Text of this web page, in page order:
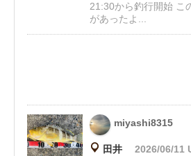
21:30から釣行開始 こ
があったよ...
miyashi8315
田井 2026/06/11